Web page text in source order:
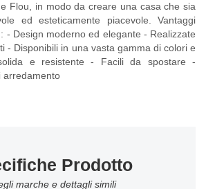
Flou, in modo da creare una casa che sia
ed esteticamente piacevole. Vantaggi
- Design moderno ed elegante - Realizzate
- Disponibili in una vasta gamma di colori e
e resistente - Facili da spostare -
arredamento
Prodotto
marche e dettagli simili